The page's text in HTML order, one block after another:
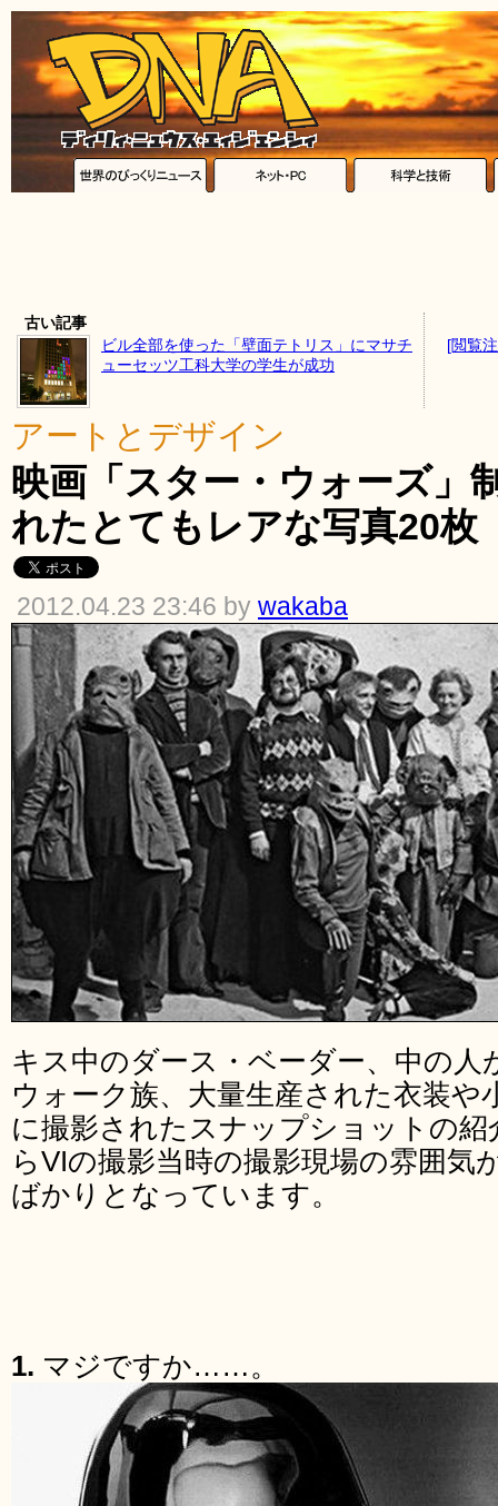
古い記事
ビル全部を使った「壁面テトリス」にマサチ
ューセッツ工科大学の学生が成功
[閲覧
アートとデザイン
映画「スター・ウォーズ」
れたとてもレアな写真20枚
2012.04.23 23:46 by wakaba
キス中のダース・ベーダー、中の
ウォーク族、大量生産された衣装や
に撮影されたスナップショットの
らVIの撮影当時の撮影現場の雰囲気
ばかりとなっています。
1. マジですか……。